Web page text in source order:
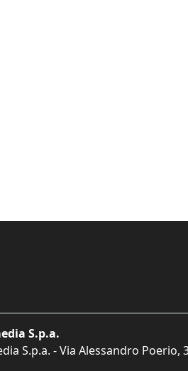
S.p.a.
S.p.a. - Via Alessandro Poerio,